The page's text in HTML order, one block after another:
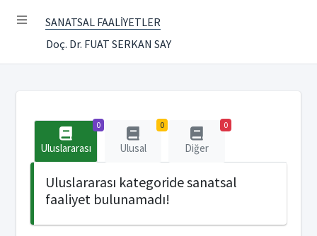
SANATSAL FAALİYETLER
Doç. Dr. FUAT SERKAN SAY
0
Uluslararası
0
Ulusal
0
Diğer
Uluslararası kategoride sanatsal
faaliyet bulunamadı!